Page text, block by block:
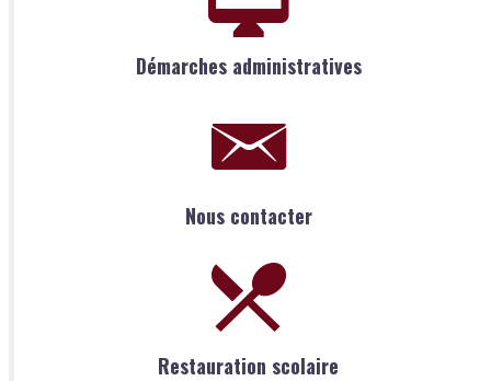
Démarches administratives
Nous contacter
Restauration scolaire